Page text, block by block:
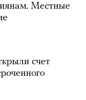
Местные
счет